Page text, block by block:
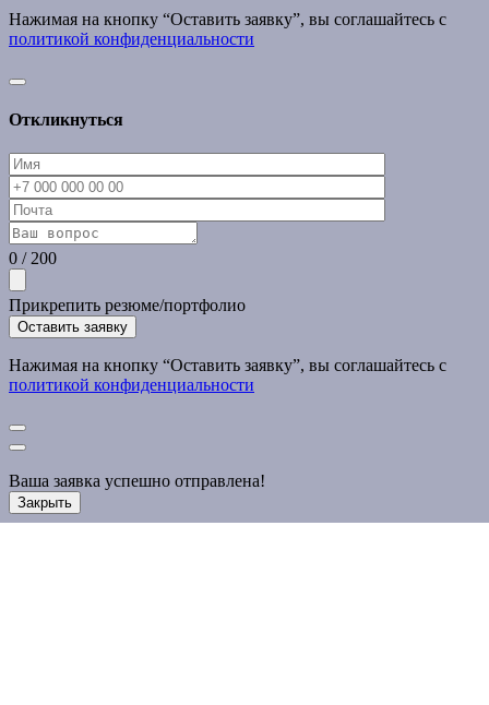
Нажимая на кнопку “Оставить заявку”, вы соглашайтесь с
политикой конфиденциальности
Откликнуться
0 / 200
Прикрепить резюме/портфолио
Нажимая на кнопку “Оставить заявку”, вы соглашайтесь с
политикой конфиденциальности
Ваша заявка успешно отправлена!
Закрыть